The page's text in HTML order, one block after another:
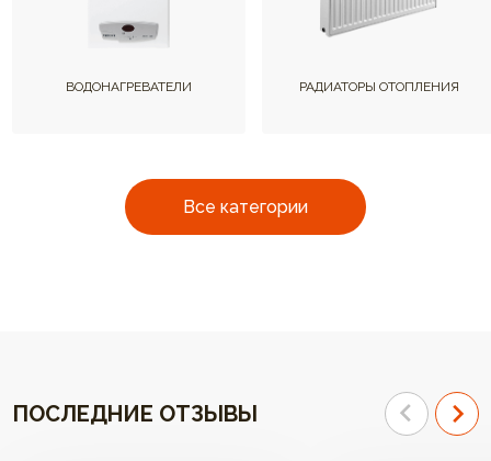
Все категории
ВОДОНАГРЕВАТЕЛИ РАДИАТОРЫ ОТОПЛЕНИЯ
ПОСЛЕДНИЕ ОТЗЫВЫ